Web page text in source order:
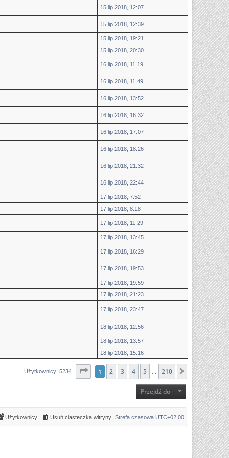
15 lip 2018, 12:07
15 lip 2018, 12:39
15 lip 2018, 19:21
15 lip 2018, 20:30
16 lip 2018, 11:19
16 lip 2018, 11:49
16 lip 2018, 13:52
16 lip 2018, 16:32
16 lip 2018, 17:07
16 lip 2018, 18:26
16 lip 2018, 21:32
16 lip 2018, 22:44
17 lip 2018, 7:52
17 lip 2018, 8:18
17 lip 2018, 11:29
17 lip 2018, 13:45
17 lip 2018, 16:29
17 lip 2018, 19:53
17 lip 2018, 19:59
17 lip 2018, 21:23
17 lip 2018, 23:47
18 lip 2018, 12:56
18 lip 2018, 13:57
18 lip 2018, 15:16
Użytkownicy: 5234 Strona1 210
1 2 3 4 5 210 Następna
Przejdź do
Strefa czasowa UTC+02:00
Usuń ciasteczka witryny
Użytkownicy